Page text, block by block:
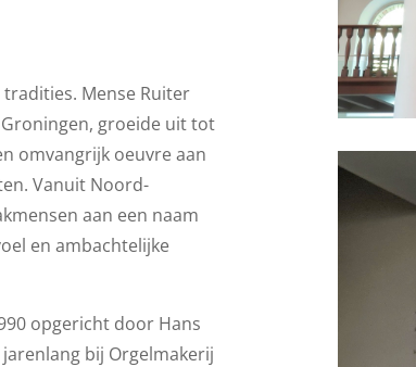
Mense Ruiter
groeide uit tot
omvangrijk oeuvre aan
Vanuit Noord-
aan een naam
en ambachtelijke
opgericht door Hans
bij Orgelmakerij